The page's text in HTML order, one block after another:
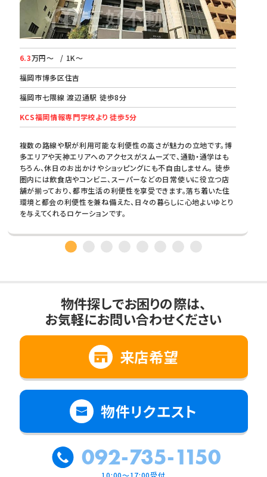
6.3万円～
/ 1K～
福岡市博多区住吉
福岡市七隈線 渡辺通駅 徒歩8分
KCS福岡情報専門学校より 徒歩5分
複数の路線や駅が利用可能な利便性の高さが魅力の立地です。博
多エリアや天神エリアへのアクセスがスムーズで、通勤・通学はも
ちろん、休日のお出かけやショッピングにも不自由しません。 徒歩
圏内には飲食店やコンビニ、スーパーなどの日常使いに役立つ店
舗が揃っており、都市生活の利便性を享受できます。落ち着いた住
環境と都会の利便性を兼ね備えた、日々の暮らしに心地よいゆとり
を与えてくれるロケーションです。
物件探しでお困りの際は、
お気軽にお問い合わせください
来店希望
物件リクエスト
092-735-1150
10:00～17:00受付